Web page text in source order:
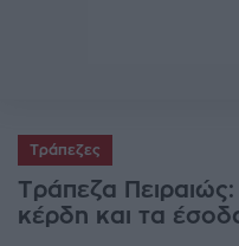
Τράπεζες
Τράπεζα
κέρδη και τα